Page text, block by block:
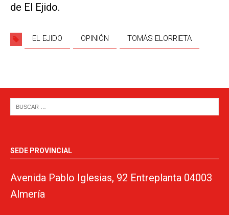
de El Ejido.
EL EJIDO OPINIÓN TOMÁS ELORRIETA
SEDE PROVINCIAL
Avenida Pablo Iglesias, 92 Entreplanta 04003
Almería